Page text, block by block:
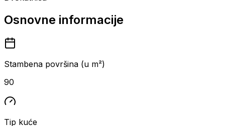
Osnovne informacije
Stambena površina (u m²)
90
Tip kuće